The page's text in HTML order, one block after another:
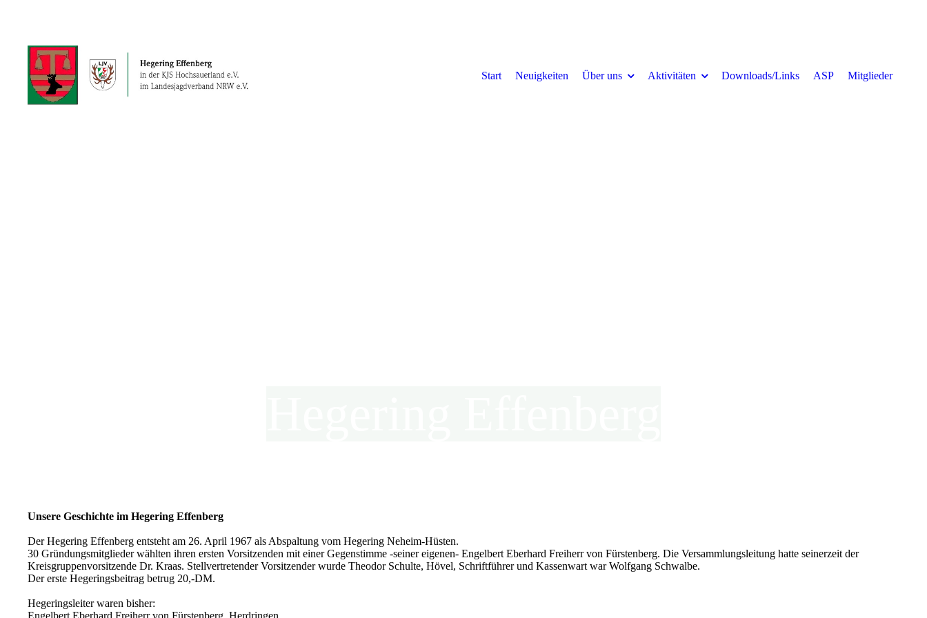
Start Neuigkeiten Über uns Aktivitäten Downloads/Links ASP Mitglieder
Unsere Geschichte im Hegering Effenberg
Der Hegering Effenberg entsteht am 26. April 1967 als Abspaltung vom Hegering Neheim-Hüsten.
30 Gründungsmitglieder wählten ihren ersten Vorsitzenden mit einer Gegenstimme -seiner eigenen- Engelbert Eberhard Freiherr von Fürstenberg. Die Versammlungsleitung hatte seinerzeit der
Kreisgruppenvorsitzende Dr. Kraas. Stellvertretender Vorsitzender wurde Theodor Schulte, Hövel, Schriftführer und Kassenwart war Wolfgang Schwalbe.
Der erste Hegeringsbeitrag betrug 20,-DM.
Hegeringsleiter waren bisher:
Engelbert Eberhard Freiherr von Fürstenberg, Herdringen